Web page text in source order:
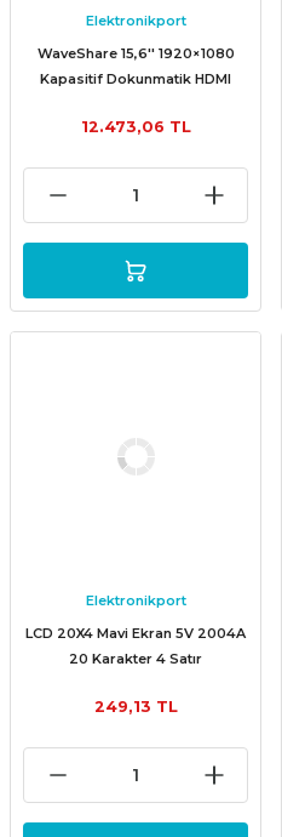
Elektronikport
WaveShare 15,6'' 1920×1080
Kapasitif Dokunmatik HDMI
12.473,06 TL
Elektronikport
LCD 20X4 Mavi Ekran 5V 2004A
20 Karakter 4 Satır
249,13 TL